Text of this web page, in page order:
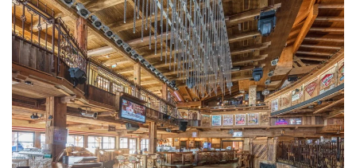
BILD ÖFFNEN